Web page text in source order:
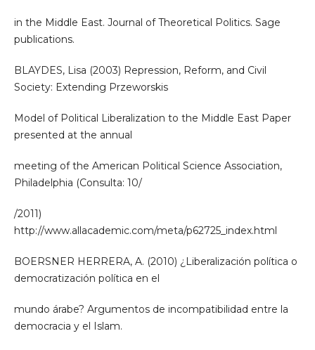
in the Middle East. Journal of Theoretical Politics. Sage
publications.
BLAYDES, Lisa (2003) Repression, Reform, and Civil
Society: Extending Przeworskis
Model of Political Liberalization to the Middle East Paper
presented at the annual
meeting of the American Political Science Association,
Philadelphia (Consulta: 10/
/2011)
http://www.allacademic.com/meta/p62725_index.html
BOERSNER HERRERA, A. (2010) ¿Liberalización política o
democratización política en el
mundo árabe? Argumentos de incompatibilidad entre la
democracia y el Islam.